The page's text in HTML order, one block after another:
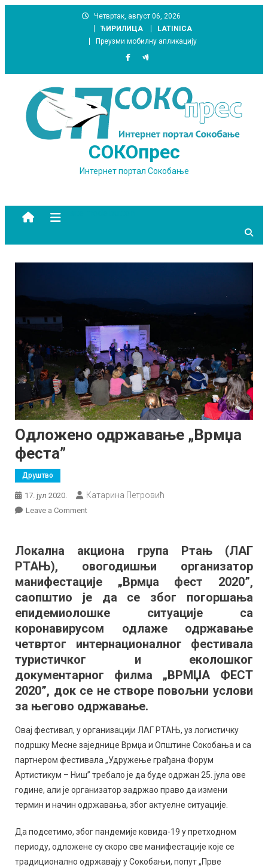
Четвртак, август 06, 2026
ЋИРИЛИЦА
LATINICA
Преузми мобилну апликацију
СОКОпрес
Интернет портал Сокобање
Одложено одржавање „Врмџа
феста”
Друштво
17. јул 2020. Катарина Петровић
Leave a Commenton
„Врмџа
феста”
Локална акциона група Ртањ (ЛАГ
РТАЊ), овогодишњи организатор
манифестације „Врмџа фест 2020”,
саопштио је да се због погоршања
епидемиолошке ситуације са
коронавирусом одлаже одржавање
четвртог интернационалног фестивала
туристичког и еколошког
документарног филма „ВРМЏА ФЕСТ
2020”, док се не створе повољни услови
за његово одржавање.
Овај фестивал, у организацији ЛАГ РТАЊ, уз логистичку
подршку Месне заједнице Врмџа и Општине Сокобања и са
партнером фестивала „Удружење грађана Форум
Артистикум – Ниш” требало је да буде одржан 25. јула ове
године, али је организатор задржао право да измени
термин и начин одржавања, због актуелне ситуације.
Да подсетимо, због пандемије ковида-19 у претходном
периоду, одложене су скоро све манифестације које се
традиционално одржавају у Сокобањи, попут „Прве